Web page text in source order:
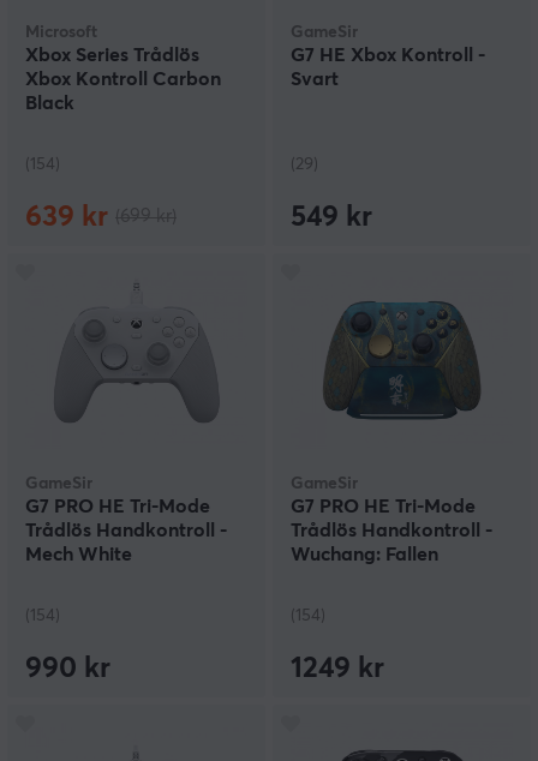
Microsoft
Xbox Series Trådlös
Xbox Kontroll Carbon
Black
(154)
639 kr
GameSir
G7 HE Xbox Kontroll -
Svart
(29)
549 kr
GameSir
G7 PRO HE Tri-Mode
Trådlös Handkontroll -
Mech White
(154)
990 kr
GameSir
G7 PRO HE Tri-Mode
Trådlös Handkontroll -
Wuchang: Fallen
(154)
1249 kr